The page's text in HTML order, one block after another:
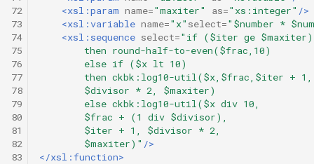
72
73
74
75
76
77
78
79
80
81
82
83
<xsl:param name="maxiter" as="xs:integer" />
<xsl:variable name="x" select="$number *
<xsl:sequence select="if ($iter ge $maxiter)
        then round-half-to-even($frac,10)
        else if ($x lt 10)
        then ckbk:log10-util($x,$frac,$iter + 1,
        $divisor * 2, $maxiter)
        else ckbk:log10-util($x div 10,
        $frac + (1 div $divisor),
        $iter + 1, $divisor * 2,
        $maxiter)"
/>
</xsl:function>